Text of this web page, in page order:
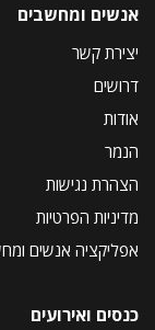
אנשים ומחשבים
יצירת קשר
דרושים
אודות
הנמר
הצהרת נגישות
מדיניות הפרטיות
אפליקציה אנשים
כנסים ואירועים